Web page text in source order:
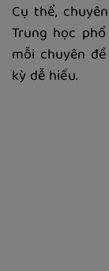
Cụ thể,
Trung học
mỗi chuyên
kỳ dễ hiểu.